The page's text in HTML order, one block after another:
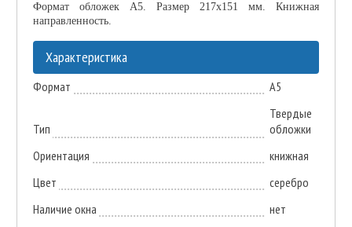
Формат обложек А5. Размер 217х151 мм. Книжная
направленность.
Характеристика
Формат А5
Тип
Твердые
обложки
Ориентация
книжная
Цвет
серебро
Наличие окна
нет